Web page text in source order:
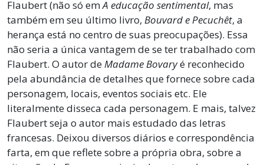
Flaubert (não só emA educação sentimental, mas
também em seu último livro, Bouvard e Pecuchêt, a
herança está no centro de suas preocupações). Essa
não seria a única vantagem de se ter trabalhado com
Flaubert. O autor deMadame Bovaryé reconhecido
pela abundância de detalhes que fornece sobre cada
personagem, locais, eventos sociais etc. Ele
literalmente disseca cada personagem. E mais, talvez
Flaubert seja o autor mais estudado das letras
francesas. Deixou diversos diários e correspondência
farta, em que reflete sobre a própria obra, sobre a